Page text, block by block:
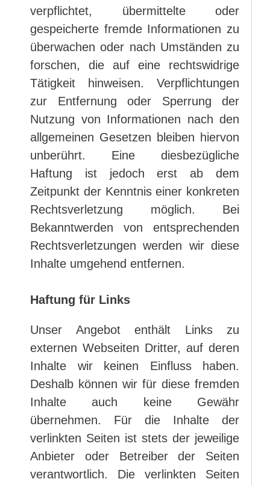
verpflichtet, übermittelte oder
gespeicherte fremde Informationen zu
überwachen oder nach Umständen zu
forschen, die auf eine rechtswidrige
Tätigkeit hinweisen. Verpflichtungen
zur Entfernung oder Sperrung der
Nutzung von Informationen nach den
allgemeinen Gesetzen bleiben hiervon
unberührt. Eine diesbezügliche
Haftung ist jedoch erst ab dem
Zeitpunkt der Kenntnis einer konkreten
Rechtsverletzung möglich. Bei
Bekanntwerden von entsprechenden
Rechtsverletzungen werden wir diese
Inhalte umgehend entfernen.
Haftung für Links
Unser Angebot enthält Links zu
externen Webseiten Dritter, auf deren
Inhalte wir keinen Einfluss haben.
Deshalb können wir für diese fremden
Inhalte auch keine Gewähr
übernehmen. Für die Inhalte der
verlinkten Seiten ist stets der jeweilige
Anbieter oder Betreiber der Seiten
verantwortlich. Die verlinkten Seiten